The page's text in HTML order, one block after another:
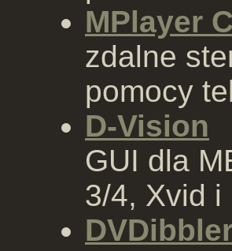
MPlayer
zdalne
pomocy
D-Vision
GUI dla
3/4, Xvid i